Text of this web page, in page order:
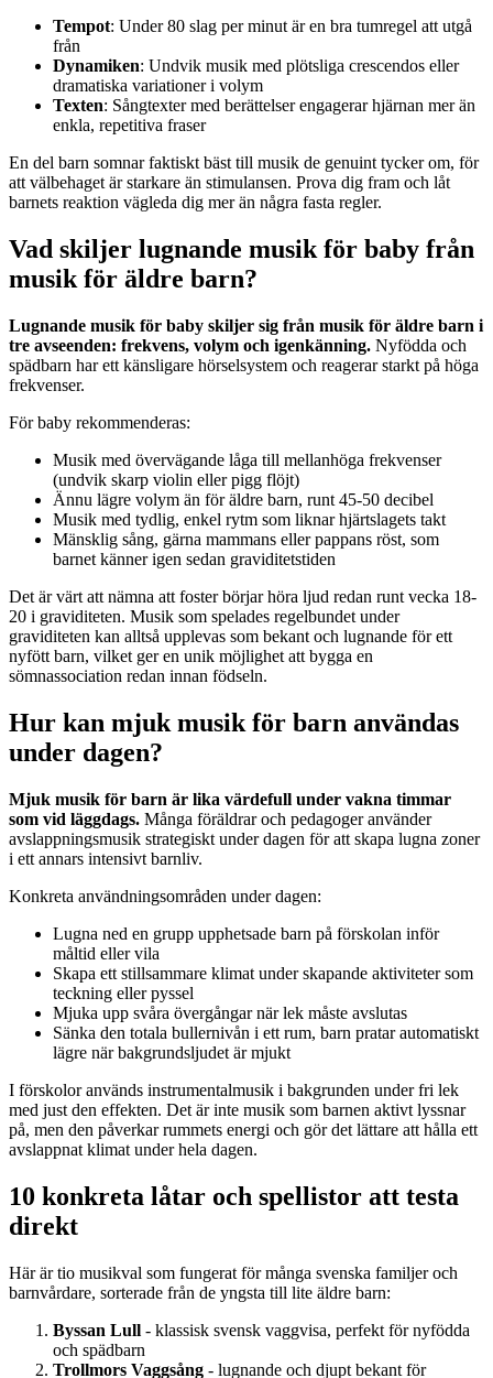
Tempot: Under 80 slag per minut är en bra tumregel att utgå
från
Dynamiken: Undvik musik med plötsliga crescendos eller
dramatiska variationer i volym
Texten: Sångtexter med berättelser engagerar hjärnan mer än
enkla, repetitiva fraser
En del barn somnar faktiskt bäst till musik de genuint tycker om, för
att välbehaget är starkare än stimulansen. Prova dig fram och låt
barnets reaktion vägleda dig mer än några fasta regler.
Vad skiljer lugnande musik för baby från
musik för äldre barn?
Lugnande musik för baby skiljer sig från musik för äldre barn i
tre avseenden: frekvens, volym och igenkänning. Nyfödda och
spädbarn har ett känsligare hörselsystem och reagerar starkt på höga
frekvenser.
För baby rekommenderas:
Musik med övervägande låga till mellanhöga frekvenser
(undvik skarp violin eller pigg flöjt)
Ännu lägre volym än för äldre barn, runt 45-50 decibel
Musik med tydlig, enkel rytm som liknar hjärtslagets takt
Mänsklig sång, gärna mammans eller pappans röst, som
barnet känner igen sedan graviditetstiden
Det är värt att nämna att foster börjar höra ljud redan runt vecka 18-
20 i graviditeten. Musik som spelades regelbundet under
graviditeten kan alltså upplevas som bekant och lugnande för ett
nyfött barn, vilket ger en unik möjlighet att bygga en
sömnassociation redan innan födseln.
Hur kan mjuk musik för barn användas
under dagen?
Mjuk musik för barn är lika värdefull under vakna timmar
som vid läggdags. Många föräldrar och pedagoger använder
avslappningsmusik strategiskt under dagen för att skapa lugna zoner
i ett annars intensivt barnliv.
Konkreta användningsområden under dagen:
Lugna ned en grupp upphetsade barn på förskolan inför
måltid eller vila
Skapa ett stillsammare klimat under skapande aktiviteter som
teckning eller pyssel
Mjuka upp svåra övergångar när lek måste avslutas
Sänka den totala bullernivån i ett rum, barn pratar automatiskt
lägre när bakgrundsljudet är mjukt
I förskolor används instrumentalmusik i bakgrunden under fri lek
med just den effekten. Det är inte musik som barnen aktivt lyssnar
på, men den påverkar rummets energi och gör det lättare att hålla ett
avslappnat klimat under hela dagen.
10 konkreta låtar och spellistor att testa
direkt
Här är tio musikval som fungerat för många svenska familjer och
barnvårdare, sorterade från de yngsta till lite äldre barn:
Byssan Lull - klassisk svensk vaggvisa, perfekt för nyfödda
och spädbarn
Trollmors Vaggsång - lugnande och djupt bekant för